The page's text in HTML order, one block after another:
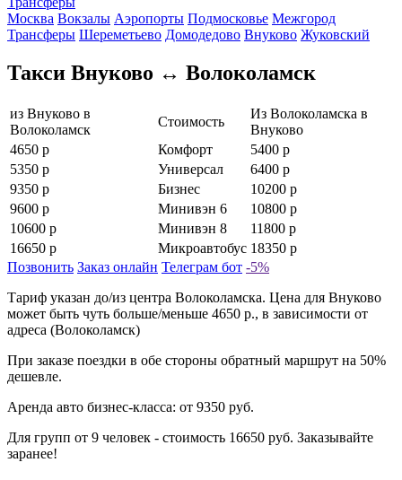
Москва Вокзалы Аэропорты Подмосковье Межгород
Трансферы Шереметьево Домодедово Внуково Жуковский
Такси Внуково ↔ Волоколамск
из Внуково в
Волоколамск
Стоимость
Из Волоколамска в
Внуково
4650 р
Комфорт
5400 р
5350 р
Универсал
6400 р
9350 р
Бизнес
10200 р
9600 р
Минивэн 6
10800 р
10600 р
Минивэн 8
11800 р
16650 р
Микроавтобус 18350 р
Позвонить Заказ онлайн Телеграм бот -5%
Тариф указан до/из центра Волоколамска. Цена для Внуково
может быть чуть больше/меньше 4650 р., в зависимости от
адреса (Волоколамск)
При заказе поездки в обе стороны обратный маршрут на 50%
дешевле.
Аренда авто бизнес-класса: от 9350 руб.
Для групп от 9 человек - стоимость 16650 руб. Заказывайте
заранее!